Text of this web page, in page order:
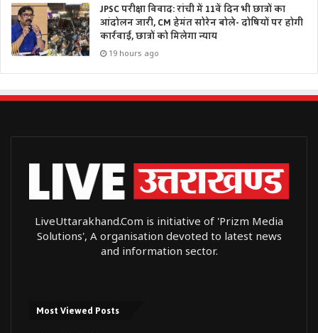
JPSC परीक्षा विवाद: रांची में 11वें दिन भी छात्रों का
आंदोलन जारी, CM हेमंत सोरेन बोले- दोषियों पर होगी
कार्रवाई, छात्रों को मिलेगा न्याय
19 hours ago
LiveUttarakhand.Com is initiative of 'Prizm Media
Solutions', A organisation devoted to latest news
and information sector.
Most Viewed Posts